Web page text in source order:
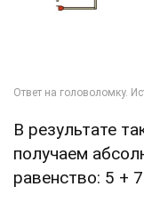
В результате
получаем
равенство: 5 +